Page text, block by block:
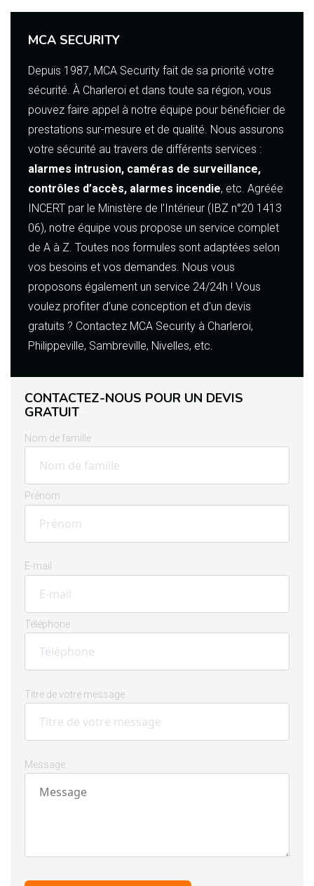
MCA SECURITY
Depuis 1987, MCA Security fait de sa priorité votre
sécurité. À Charleroi et dans toute sa région, vous
pouvez faire appel à notre équipe pour bénéficier de
prestations sur-mesure et de qualité. Nous assurons
votre sécurité au travers de différents services :
alarmes intrusion, caméras de surveillance,
contrôles d’accès, alarmes incendie, etc. Agréée
INCERT par le Ministère de l’Intérieur (IBZ n°20 1413
06), notre équipe vous propose un service complet
de A à Z. Toutes nos formules sont adaptées selon
vos besoins et vos demandes. Nous vous
proposons également un service 24/24h ! Vous
voulez profiter d’une conception et d'un devis
gratuits ? Contactez MCA Security à Charleroi,
Philippeville, Sambreville, Nivelles, etc.
CONTACTEZ-NOUS POUR UN DEVIS
GRATUIT
Nom de famille
Prénom
E-mail
Téléphone
Titre de votre message
Message